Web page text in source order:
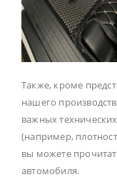
Также, кроме
нашего
важных
(например,
вы можете
автомобиля.